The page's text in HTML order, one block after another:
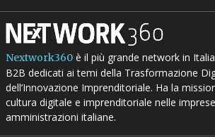
Nextwork360è il più grande network in
B2B dedicati ai temi della Trasformazione
dell’Innovazione Imprenditoriale. Ha la
cultura digitale e imprenditoriale nelle
amministrazioni italiane.